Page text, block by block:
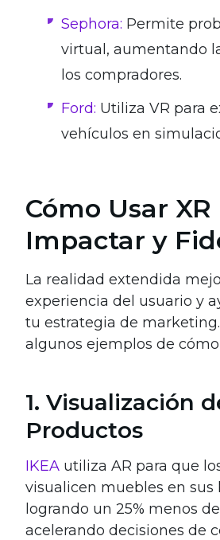
Sephora: Permite
virtual, aumentando
los compradores.
Ford: Utiliza VR para
vehículos en
Cómo Usar XR
Impactar y
La realidad extendida
experiencia del usuario y
tu estrategia de
algunos ejemplos de
1. Visualización
Productos
IKEA utiliza AR para que
visualicen muebles en sus
logrando un 25% menos
acelerando decisiones de